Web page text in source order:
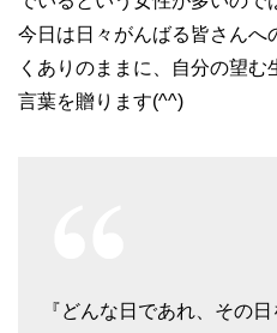
今日は日々がんばる皆さんへ
くありのままに、自分の望
言葉を贈ります(^^)
『どんな日であれ、その